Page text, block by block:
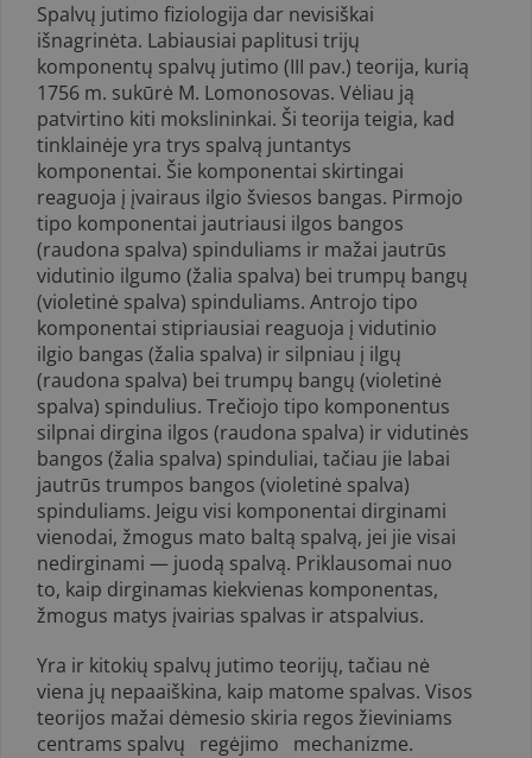
Spalvų jutimo fiziologija dar nevisiškai
išnagrinėta. Labiausiai papli­tusi trijų
komponentų spalvų jutimo (III pav.) teorija, kurią
1756 m. sukūrė M. Lomonosovas. Vėliau ją
patvirtino kiti mokslininkai. Ši teorija teigia, kad
tinklainėje yra trys spalvą juntantys
komponentai. Šie komponentai skirtingai
reaguoja į įvairaus ilgio šviesos bangas. Pirmojo
tipo komponentai jautriausi ilgos bangos
(raudona spalva) spinduliams ir mažai jautrūs
vidutinio ilgumo (žalia spalva) bei trumpų bangų
(violetinė spalva) spinduliams. Antrojo tipo
komponentai stipriausiai reaguoja į vidutinio
ilgio bangas (žalia spalva) ir silpniau į ilgų
(raudona spalva) bei trumpų bangų (violetinė
spalva) spindulius. Trečiojo tipo komponen­tus
silpnai dirgina ilgos (raudona spalva) ir vidutinės
bangos (žalia spalva) spinduliai, tačiau jie labai
jautrūs trumpos bangos (violetinė spalva)
spinduliams. Jeigu visi komponentai dirginami
vienodai, žmogus mato baltą spalvą, jei jie visai
nedirginami — juodą spalvą. Priklausomai nuo
to, kaip dirginamas kiekvienas komponentas,
žmogus matys įvairias spalvas ir at­spalvius.
Yra ir kitokių spalvų jutimo teorijų, tačiau nė
viena jų nepaaiškina, kaip matome spalvas. Visos
teorijos mažai dėmesio skiria regos žieviniams
centrams spalvų regėjimo mechanizme.